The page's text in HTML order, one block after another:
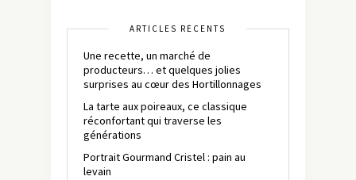
ARTICLES RÉCENTS
Une recette, un marché de
producteurs… et quelques jolies
surprises au cœur des Hortillonnages
La tarte aux poireaux, ce classique
réconfortant qui traverse les
générations
Portrait Gourmand Cristel : pain au
levain